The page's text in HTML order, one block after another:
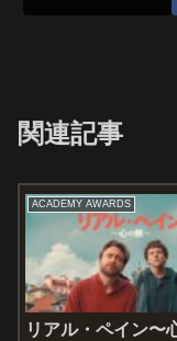
関連記事
ACADEMY AWARDS
リアル・ペイン〜